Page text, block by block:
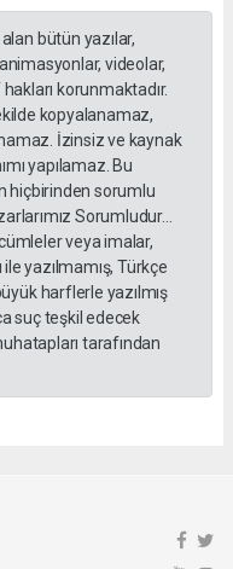
bütün yazılar,
videolar,
korunmaktadır.
kopyalanamaz,
İzinsiz ve kaynak
yapılamaz. Bu
hiçbirinden sorumlu
Sorumludur...
veya imalar,
yazılmamış, Türkçe
harflerle yazılmış
suç teşkil edecek
tarafından